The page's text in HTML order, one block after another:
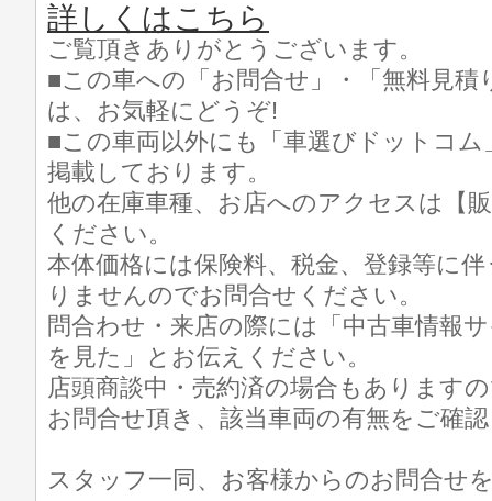
詳しくはこちら
ご覧頂きありがとうございます。
■この車への「お問合せ」・「無料見積
は、お気軽にどうぞ!
■この車両以外にも「車選びドットコ
掲載しております。
他の在庫車種、お店へのアクセスは【
ください。
本体価格には保険料、税金、登録等に
りませんのでお問合せください。
問合わせ・来店の際には「中古車情報
を見た」とお伝えください。
店頭商談中・売約済の場合もあります
お問合せ頂き、該当車両の有無をご確
スタッフ一同、お客様からのお問合せ